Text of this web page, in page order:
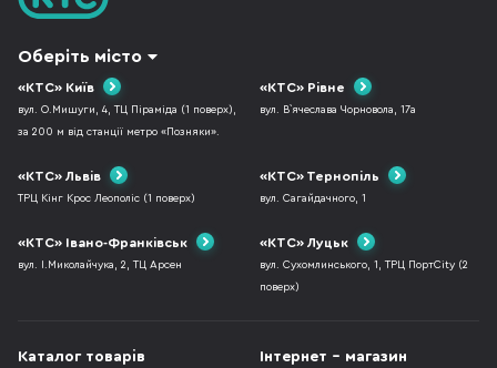
Оберіть місто
«КТС» Київ
вул. О.Мишуги, 4, ТЦ Піраміда (1 поверх),
за 200 м від станції метро «Позняки».
«КТС» Рівне
вул. В`ячеслава Чорновола, 17а
«КТС» Львів
ТРЦ Кінг Крос Леополіс (1 поверх)
«КТС» Тернопіль
вул. Сагайдачного, 1
«КТС» Івано-Франківськ
вул. І.Миколайчука, 2, ТЦ Арсен
«КТС» Луцьк
вул. Сухомлинського, 1, ТРЦ ПортCity (2
поверх)
Каталог товарів Інтернет - магазин